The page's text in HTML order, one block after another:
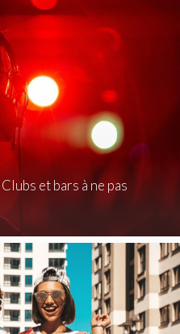
et bars à ne pas